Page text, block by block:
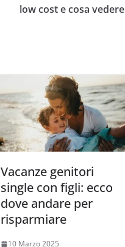
low cost e cosa vedere
Vacanze genitori
single con figli: ecco
dove andare per
risparmiare
10 Marzo 2025